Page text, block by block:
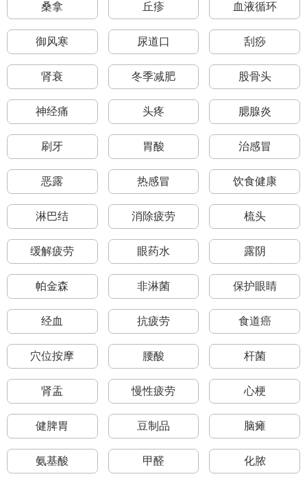
桑拿 丘疹 血液循环
御风寒 尿道口 刮痧
肾衰 冬季减肥 股骨头
神经痛 头疼 腮腺炎
刷牙 胃酸 治感冒
恶露 热感冒 饮食健康
淋巴结 消除疲劳 梳头
缓解疲劳 眼药水 露阴
帕金森 非淋菌 保护眼睛
经血 抗疲劳 食道癌
穴位按摩 腰酸 杆菌
肾盂 慢性疲劳 心梗
健脾胃 豆制品 脑瘫
氨基酸 甲醛 化脓